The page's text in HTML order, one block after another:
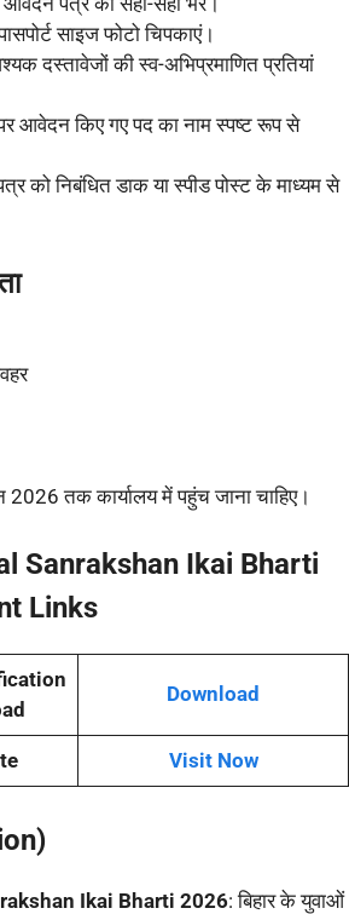
साइज फोटो चिपकाएं।
दस्तावेजों की स्व-अभिप्रमाणित प्रतियां
आवेदन किए गए पद का नाम स्पष्ट रूप से
को निबंधित डाक या स्पीड पोस्ट के माध्यम से
तक कार्यालय में पहुंच जाना चाहिए।
Sanrakshan Ikai Bharti
Links
Download
Visit Now
Ikai Bharti 2026: बिहार के युवाओं